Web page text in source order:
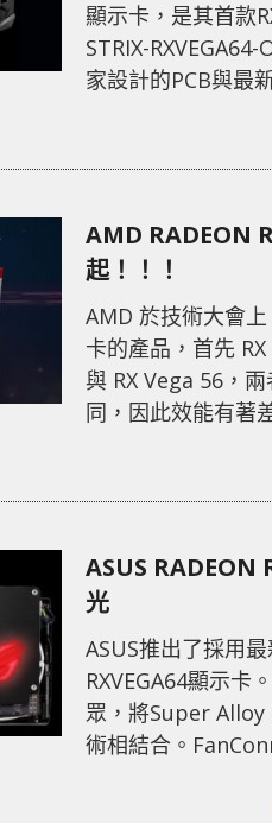
顯示卡，是其首款
STRIX-
家設計的PCB與最
其兩端的兩個鋁鰭
帶走廢熱。RGB多
AMD RADEON
起！！！
AMD 於技術大會
卡的產品，首先
與 RX Vega 56，
同，因此效能有著
Pached Math、先
ASUS RADEON
光
ASUS推出了採用
RXVEGA64顯示卡。 華碩最新的DirectCU III散熱系統出
眾，將Super
術相結合。
能。與大多數華